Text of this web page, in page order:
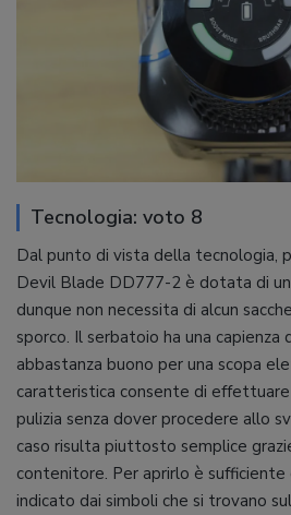
Tecnologia: voto 8
Dal punto di vista della tecnologia,
Devil Blade DD777-2 è dotata di un
dunque non necessita di alcun
sporco. Il serbatoio ha una capienza
abbastanza buono per una scopa
caratteristica consente di effettuare
pulizia senza dover procedere allo
caso risulta piuttosto semplice
contenitore. Per aprirlo è sufficiente
indicato dai simboli che si trovano